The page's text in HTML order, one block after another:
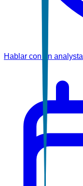
Hablar con un analysta